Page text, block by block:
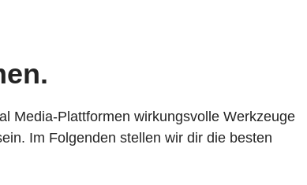
Media-Plattformen wirkungsvolle Werkzeuge
Im Folgenden stellen wir dir die besten